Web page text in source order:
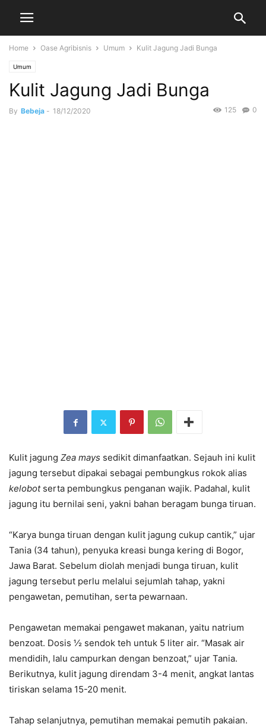
Home Oase Agribisnis Umum Kulit Jagung Jadi Bunga
Umum
Kulit Jagung Jadi Bunga
By Bebeja - 18/12/2020 0
125
Kulit jagung Zea mays sedikit dimanfaatkan. Sejauh ini kulit
jagung tersebut dipakai sebagai pembungkus rokok alias
kelobotserta pembungkus penganan wajik. Padahal, kulit
jagung itu bernilai seni, yakni bahan beragam bunga tiruan.
“Karya bunga tiruan dengan kulit jagung cukup cantik,” ujar
Tania (34 tahun), penyuka kreasi bunga kering di Bogor,
Jawa Barat. Sebelum diolah menjadi bunga tiruan, kulit
jagung tersebut perlu melalui sejumlah tahap, yakni
pengawetan, pemutihan, serta pewarnaan.
Pengawetan memakai pengawet makanan, yaitu natrium
benzoat. Dosis ½ sendok teh untuk 5 liter air. “Masak air
mendidih, lalu campurkan dengan benzoat,” ujar Tania.
Berikutnya, kulit jagung direndam 3-4 menit, angkat lantas
tiriskan selama 15-20 menit.
Tahap selanjutnya, pemutihan memakai pemutih pakaian.